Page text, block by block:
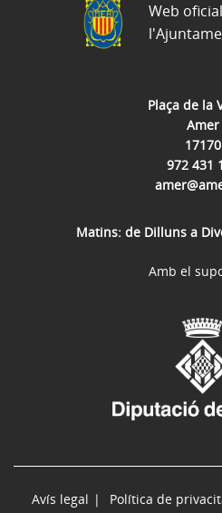
Plaça de la
Amer
17170
972 431
Matins: de Dilluns a
Web
Avís legal Política de
Amb el